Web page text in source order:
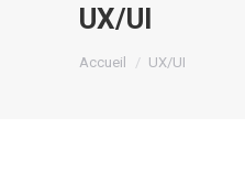
UX/UI
Vous êtes ici :
Accueil UX/UI